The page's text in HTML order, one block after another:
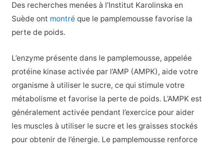
Des recherches menées à l’Institut Karolinska en
Suède ont montréque le pamplemousse favorise la
perte de poids.
L’enzyme présente dans le pamplemousse, appelée
protéine kinase activée par l’AMP (AMPK), aide votre
organisme à utiliser le sucre, ce qui stimule votre
métabolisme et favorise la perte de poids. L’AMPK est
généralement activée pendant l’exercice pour aider
les muscles à utiliser le sucre et les graisses stockés
pour obtenir de l’énergie. Le pamplemousse renforce